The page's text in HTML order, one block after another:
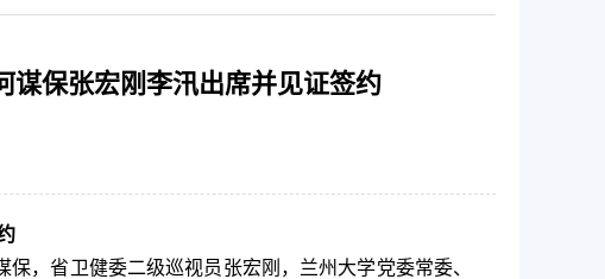
谋保张宏刚李汛出席并见证签约
，省卫健委二级巡视员张宏刚，兰州大学党委常委、